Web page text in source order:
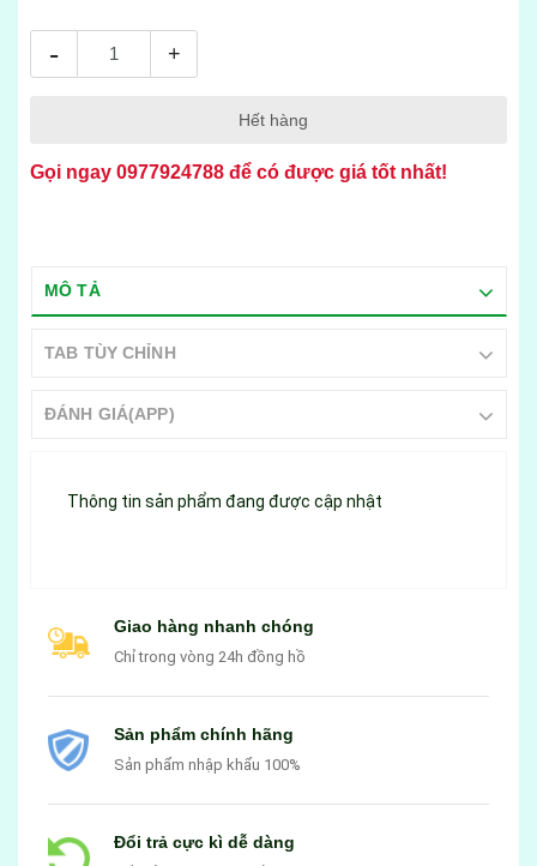
- +
Hết hàng
Gọi ngay 0977924788 để có được giá tốt nhất!
MÔ TẢ
TAB TÙY CHỈNH
ĐÁNH GIÁ(APP)
Thông tin sản phẩm đang được cập nhật
Giao hàng nhanh chóng
Chỉ trong vòng 24h đồng hồ
Sản phẩm chính hãng
Sản phẩm nhập khẩu 100%
Đổi trả cực kì dễ dàng